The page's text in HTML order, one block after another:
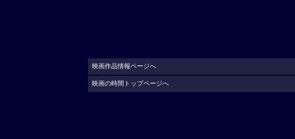
映画作品情報ページへ
映画の時間トップページへ